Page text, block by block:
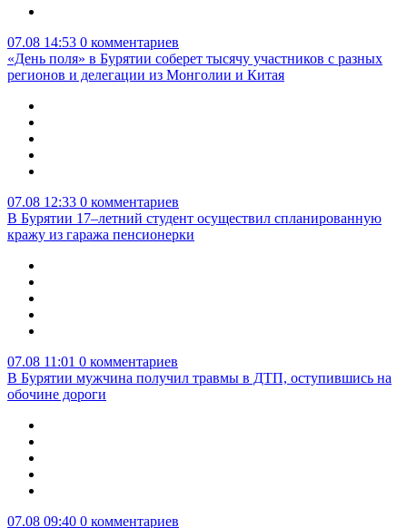
07.08 14:53 0 комментариев
«День поля» в Бурятии соберет тысячу участников с разных
регионов и делегации из Монголии и Китая
07.08 12:33 0 комментариев
В Бурятии 17–летний студент осуществил спланированную
кражу из гаража пенсионерки
07.08 11:01 0 комментариев
В Бурятии мужчина получил травмы в ДТП, оступившись на
обочине дороги
07.08 09:40 0 комментариев